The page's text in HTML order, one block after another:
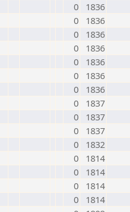
0
1836
0
1836
0
1836
0
1836
0
1836
0
1836
0
1836
0
1837
0
1837
0
1837
0
1832
0
1814
0
1814
0
1814
0
1814